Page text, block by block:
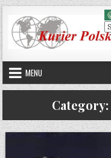
Skip to content
MENU
Category: